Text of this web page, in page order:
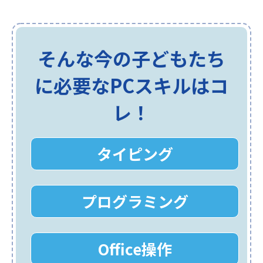
そんな今の子どもたち
に必要なPCスキルはコ
レ！
タイピング
プログラミング
Office操作